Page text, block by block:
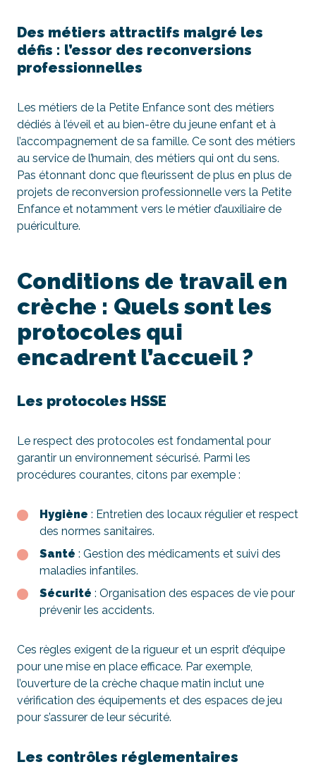
Des métiers attractifs malgré les
défis : l’essor des reconversions
professionnelles
Les métiers de la Petite Enfance sont des métiers
dédiés à l’éveil et au bien-être du jeune enfant et à
l’accompagnement de sa famille. Ce sont des métiers
au service de l’humain, des métiers qui ont du sens.
Pas étonnant donc que fleurissent de plus en plus de
projets de reconversion professionnelle vers la Petite
Enfance et notamment vers le métier d’auxiliaire de
puériculture.
Conditions de travail en
crèche : Quels sont les
protocoles qui
encadrent l’accueil ?
Les protocoles HSSE
Le respect des protocoles est fondamental pour
garantir un environnement sécurisé. Parmi les
procédures courantes, citons par exemple :
Hygiène : Entretien des locaux régulier et respect
des normes sanitaires.
Santé : Gestion des médicaments et suivi des
maladies infantiles.
Sécurité : Organisation des espaces de vie pour
prévenir les accidents.
Ces règles exigent de la rigueur et un esprit d’équipe
pour une mise en place efficace. Par exemple,
l’ouverture de la crèche chaque matin inclut une
vérification des équipements et des espaces de jeu
pour s’assurer de leur sécurité.
Les contrôles réglementaires